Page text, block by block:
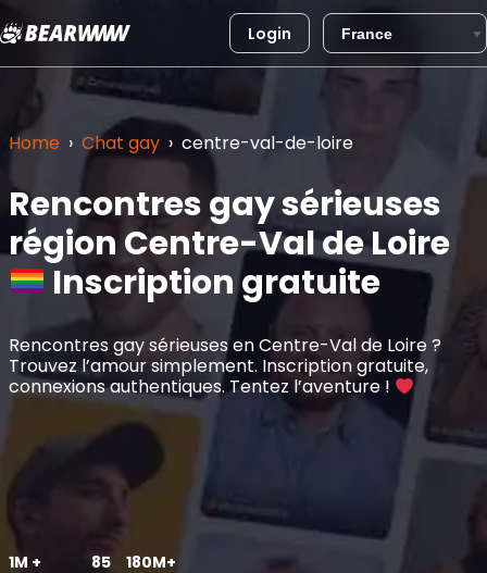
Aller
Login
Home › Chat gay › centre-val-de-loire
Rencontres gay sérieuses
région Centre-Val de Loire
Inscription gratuite
Rencontres gay sérieuses en Centre-Val de Loire ?
Trouvez l’amour simplement. Inscription gratuite,
connexions authentiques. Tentez l’aventure !
1M + 85 180M+